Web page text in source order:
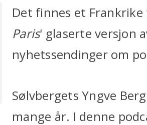
Det finnes et
Paris' glaserte versjon
nyhetssendinger om
Sølvbergets Yngve
mange år. I denne